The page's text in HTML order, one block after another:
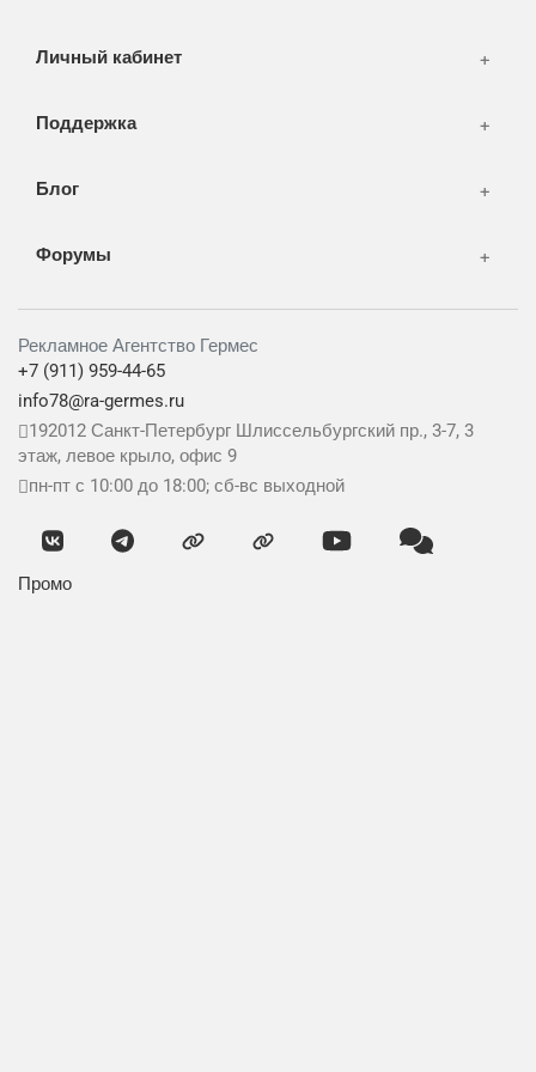
Личный кабинет
Поддержка
Блог
Форумы
Рекламное Агентство Гермес
+7 (911) 959-44-65
info78@ra-germes.ru
192012 Санкт-Петербург Шлиссельбургский пр., 3-7, 3
этаж, левое крыло, офис 9
пн-пт с 10:00 до 18:00; сб-вс выходной
Промо